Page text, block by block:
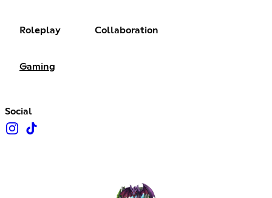
Roleplay Collaboration
Gaming
Social